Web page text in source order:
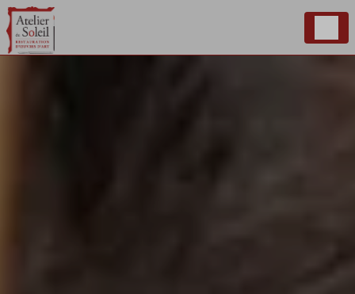
Panneau de gestion des cookies